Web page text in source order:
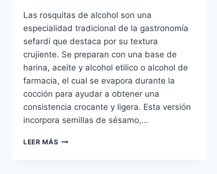
Las rosquitas de alcohol son una
especialidad tradicional de la gastronomía
sefardí que destaca por su textura
crujiente. Se preparan con una base de
harina, aceite y alcohol etilico o alcohol de
farmacia, el cual se evapora durante la
cocción para ayudar a obtener una
consistencia crocante y ligera. Esta versión
incorpora semillas de sésamo,…
LEER MÁS ROSQUITAS